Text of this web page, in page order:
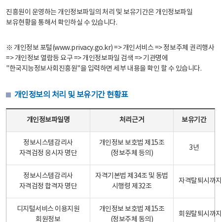
진흥원이 운영하는 개인정보파일의 처리 및 보유기간은 개인정보파일
보유현황을 통해서 확인하실 수 있습니다.
※ 개인정보 포털(www.privacy.go.kr) => 개인서비스 => 정보주체 권리행사
=> 개인정보 열람등 요구 => 개인정보파일 검색 => 기관명에
"한국지능정보사회진흥원"을 입력하면 세부 내용을 확인 할 수 있습니다.
개인정보의 처리 및 보유기간 현황표
개인정보파일명 처리근거 보유기간
정보시스템감리사
자격검정 응시자 명단
개인정보 보호법 제15조
(정보주체 등의)
3년
정보시스템감리사
자격검정 합격자 명단
자격기본법 제34조 및 동법
시행령 제32조
자격탈퇴시까
디지털서비스 이용지원
회원정보
개인정보 보호법 제15조
(정보주체 동의)
회원탈퇴시까